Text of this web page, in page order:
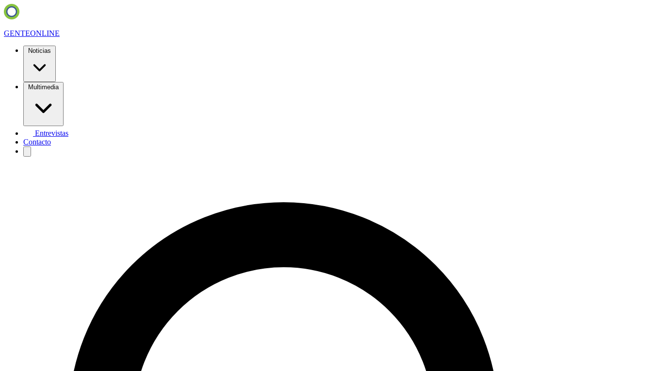
GENTEONLINE
Noticias
Multimedia
Entrevistas
Contacto